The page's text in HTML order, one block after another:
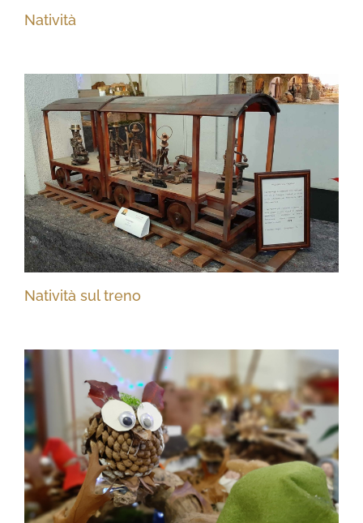
Natività
Natività sul treno